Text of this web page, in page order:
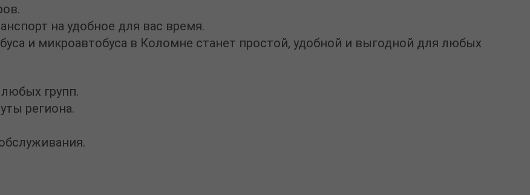
на удобное для вас время.
и микроавтобуса в Коломне станет простой, удобной и выгодной для любых
групп.
региона.